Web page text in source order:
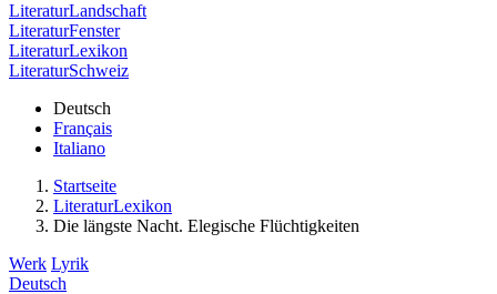
LiteraturLandschaft
LiteraturFenster
LiteraturLexikon
LiteraturSchweiz
Deutsch
Français
Italiano
Startseite
LiteraturLexikon
Die längste Nacht. Elegische Flüchtigkeiten
Werk Lyrik
Deutsch